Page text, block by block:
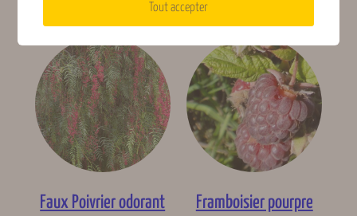
Faux Poivrier odorant
Framboisier pourpre
Tout accepter